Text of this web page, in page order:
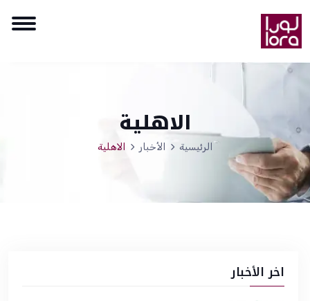
الاهلية
الرئيسية الأخبار الاهلية
اخر الأخبار